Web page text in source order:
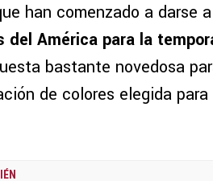
han comenzado a darse
América para la
bastante novedosa
de colores elegida